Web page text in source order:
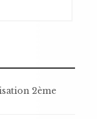
2ème